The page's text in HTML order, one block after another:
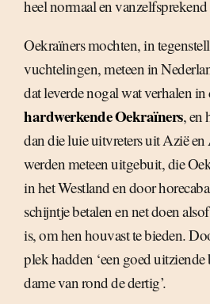
heel normaal en
Oekraïners mochten, in
vuchtelingen, meteen in
dat leverde nogal wat verhalen
hardwerkende Oekraïners, en
dan die luie uitvreters uit Azië
werden meteen uitgebuit, die
in het Westland en door
schijntje betalen en net doen
is, om hen houvast te bieden.
plek hadden ‘een goed
dame van rond de dertig’.